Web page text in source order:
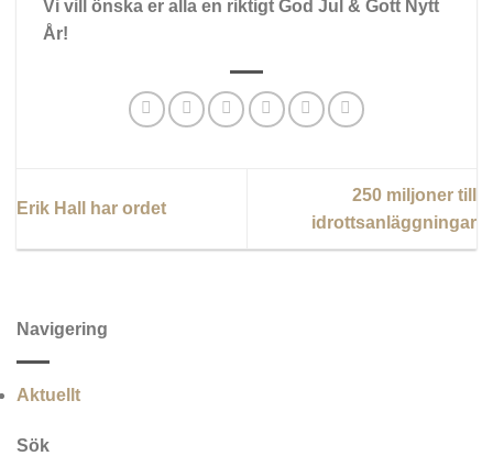
Vi vill önska er alla en riktigt God Jul & Gott Nytt
År!
Erik Hall har ordet
250 miljoner till
idrottsanläggningar
Navigering
Aktuellt
Sök